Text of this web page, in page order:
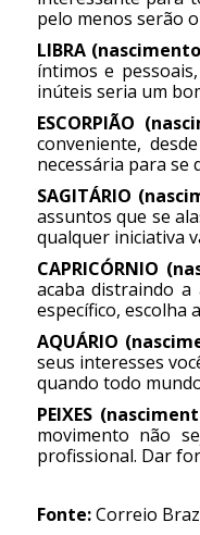
pelo menos serão
LIBRA
íntimos e
inúteis seria um
ESCORPIÃO
conveniente,
necessária para se
SAGITÁRIO
assuntos que se
qualquer iniciativa
CAPRICÓRNIO
acaba distraindo
específico, escolha
AQUÁRIO
seus interesses
quando todo
PEIXES
movimento não
profissional. Dar
Fonte:Correio